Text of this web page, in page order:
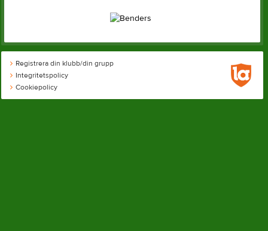
Registrera din klubb/din grupp
Integritetspolicy
Cookiepolicy